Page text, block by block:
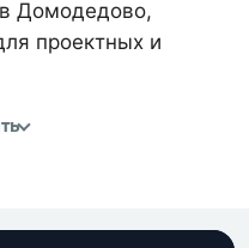
Домодедово,
проектных и